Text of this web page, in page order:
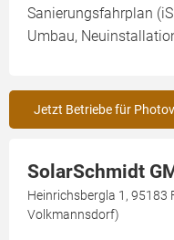
Sanierungsfahrplan
Umbau,
Jetzt Betriebe für
SolarSchmidt
Heinrichsbergla 1, 95183
Volkmannsdorf)